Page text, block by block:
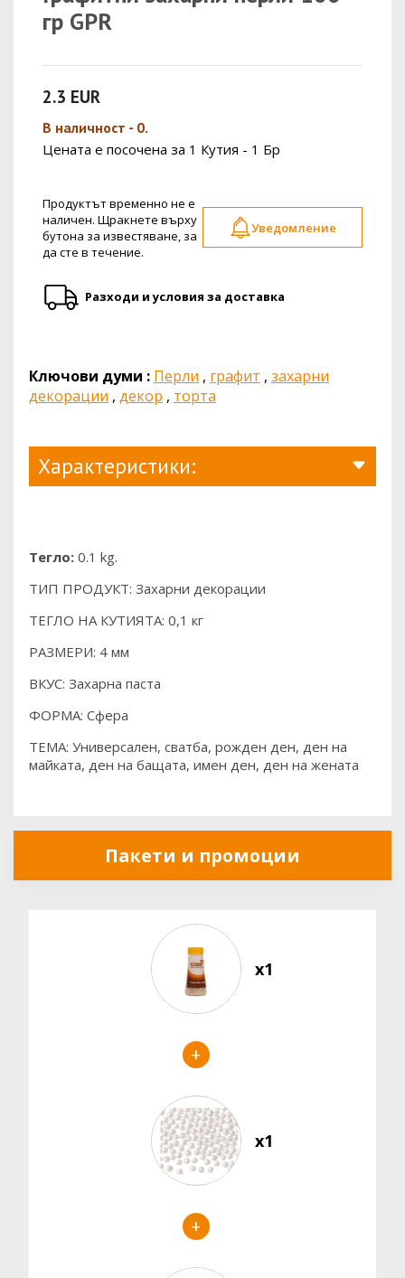
гр GPR
2.3 EUR
В наличност - 0.
Цената е посочена за 1 Кутия - 1 Бр
Продуктът временно не е
наличен. Щракнете върху
бутона за известяване, за
да сте в течение.
Уведомление
Разходи и условия за доставка
Ключови думи : Перли , графит , захарни
декорации , декор , торта
Характеристики:
Тегло: 0.1 kg.
ТИП ПРОДУКТ: Захарни декорации
ТЕГЛО НА КУТИЯТА: 0,1 кг
РАЗМЕРИ: 4 мм
ВКУС: Захарна паста
ФОРМА: Сфера
ТЕМА: Универсален, сватба, рожден ден, ден на
майката, ден на бащата, имен ден, ден на жената
Пакети и промоции
x1
+
x1
+